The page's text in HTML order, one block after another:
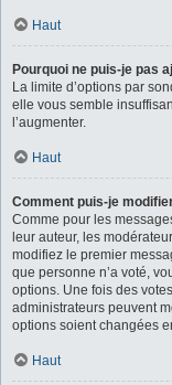
Haut
Pourquoi ne puis-je pas
La limite d’options par
elle vous semble
l’augmenter.
Haut
Comment puis-je
Comme pour les
leur auteur, les
modifiez le premier
que personne n’a voté,
options. Une fois des
administrateurs peuvent
options soient changées
Haut